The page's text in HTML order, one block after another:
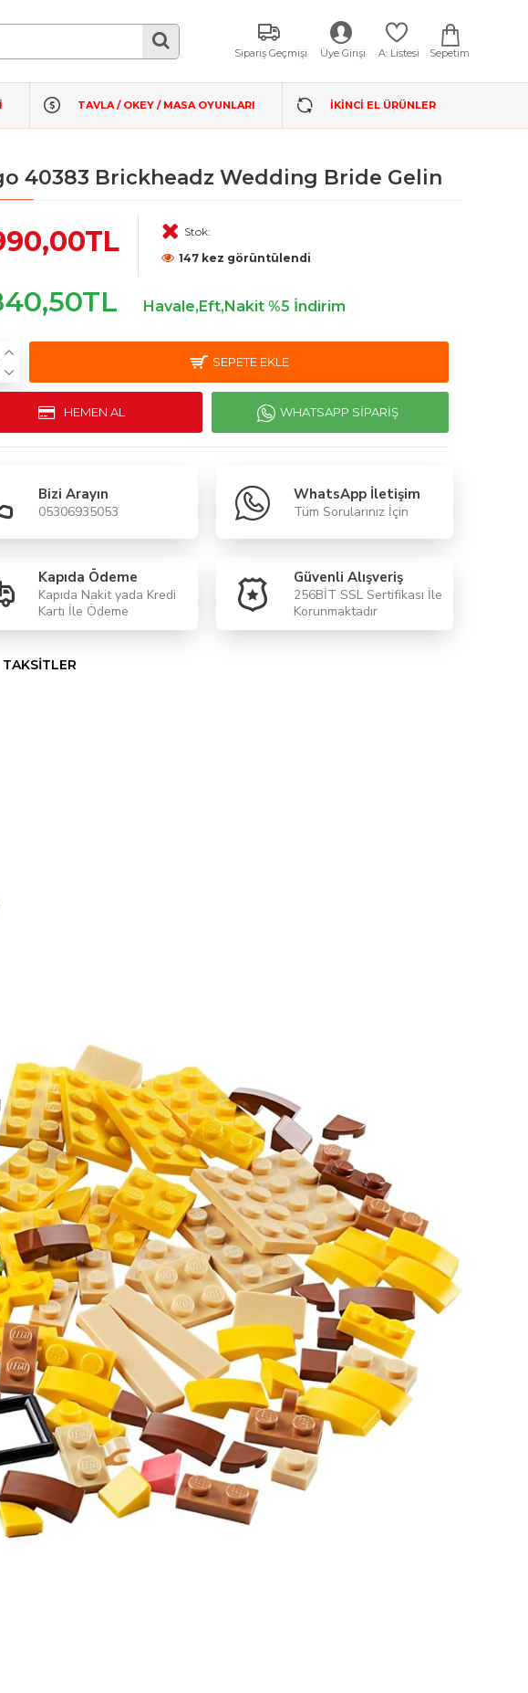
Sipariş Geçmişi Üye Girişi A. Listesi Sepetim
TAVLA / OKEY / MASA OYUNLARI İKINCI EL ÜRÜNLER
40383 Brickheadz Wedding Bride Gelin
Stok:
147 kez görüntülendi
Havale,Eft,Nakit %5 İndirim
SEPETE EKLE
HEMEN AL WHATSAPP SIPARIŞ
Bizi Arayın
05306935053
WhatsApp İletişim
Tüm Sorularınız İçin
Kapıda Ödeme
Kapıda Nakit yada Kredi
Kartı İle Ödeme
Güvenli Alışveriş
256BİT SSL Sertifikası İle
Korunmaktadır
TAKSITLER